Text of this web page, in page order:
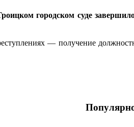
городском суде
— получение